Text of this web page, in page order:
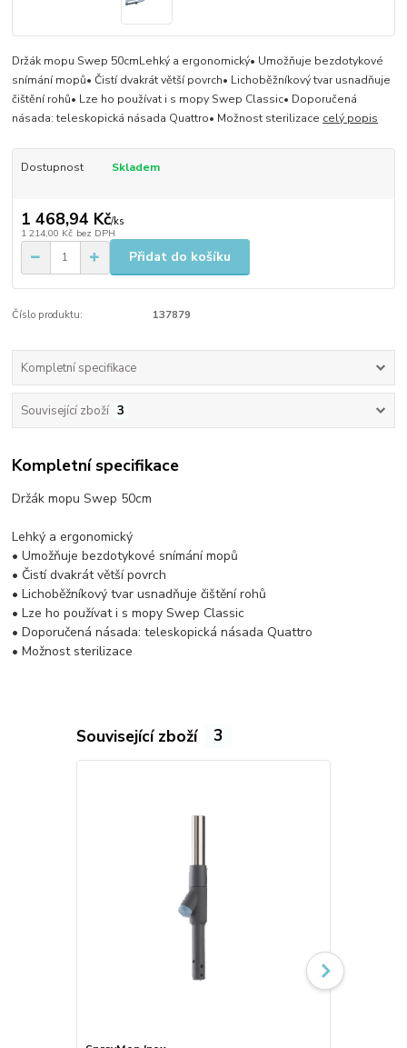
Držák mopu Swep 50cmLehký a ergonomický• Umožňuje bezdotykové
snímání mopů• Čistí dvakrát větší povrch• Lichoběžníkový tvar usnadňuje
čištění rohů• Lze ho používat i s mopy Swep Classic• Doporučená
násada: teleskopická násada Quattro• Možnost sterilizace celý popis
Dostupnost Skladem
1 468,94 Kč/ks
1 214,00 Kč bez DPH
Přidat do košíku
Číslo produktu: 137879
Kompletní specifikace
Související zboží 3
Kompletní specifikace
Držák mopu Swep 50cm
Lehký a ergonomický
• Umožňuje bezdotykové snímání mopů
• Čistí dvakrát větší povrch
• Lichoběžníkový tvar usnadňuje čištění rohů
• Lze ho používat i s mopy Swep Classic
• Doporučená násada: teleskopická násada Quattro
• Možnost sterilizace
Související zboží 3